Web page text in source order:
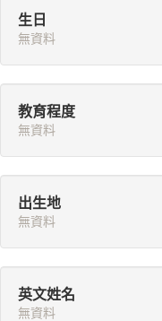
生日
無資料
教育程度
無資料
出生地
無資料
英文姓名
無資料